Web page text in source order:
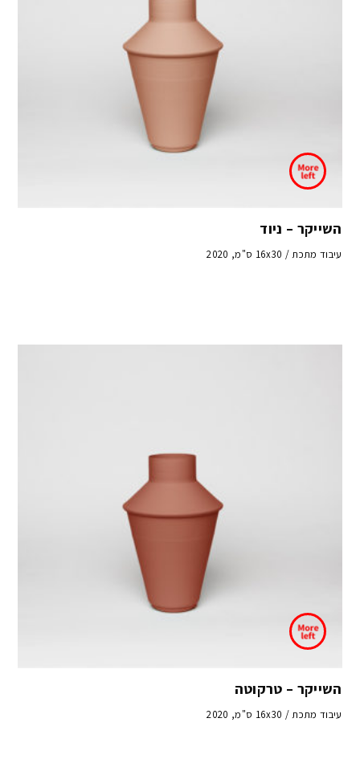
השייקר – ניוד
עיבוד מתכת / 16x30 ס"מ, 2020
השייקר – טרקוטה
עיבוד מתכת / 16x30 ס"מ, 2020